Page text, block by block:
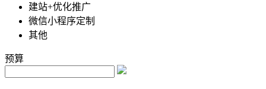
建站+优化推广
微信小程序定制
其他
预算